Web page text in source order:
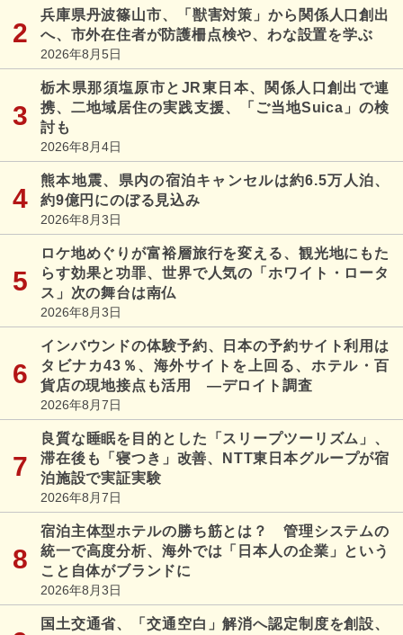
兵庫県丹波篠山市、「獣害対策」から関係人口創出
へ、市外在住者が防護柵点検や、わな設置を学ぶ
2026年8月5日
栃木県那須塩原市とJR東日本、関係人口創出で連
携、二地域居住の実践支援、「ご当地Suica」の検
討も
2026年8月4日
熊本地震、県内の宿泊キャンセルは約6.5万人泊、
約9億円にのぼる見込み
2026年8月3日
ロケ地めぐりが富裕層旅行を変える、観光地にもた
らす効果と功罪、世界で人気の「ホワイト・ロータ
ス」次の舞台は南仏
2026年8月3日
インバウンドの体験予約、日本の予約サイト利用は
タビナカ43％、海外サイトを上回る、ホテル・百
貨店の現地接点も活用 ―デロイト調査
2026年8月7日
良質な睡眠を目的とした「スリープツーリズム」、
滞在後も「寝つき」改善、NTT東日本グループが宿
泊施設で実証実験
2026年8月7日
宿泊主体型ホテルの勝ち筋とは？ 管理システムの
統一で高度分析、海外では「日本人の企業」という
こと自体がブランドに
2026年8月3日
国土交通省、「交通空白」解消へ認定制度を創設、